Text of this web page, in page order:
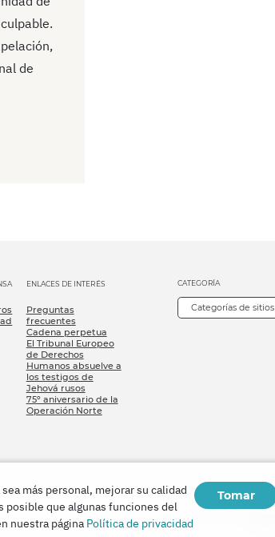
de
ENLACES DE INTERÉS
Preguntas
frecuentes
Cadena perpetua
El Tribunal Europeo
de Derechos
Humanos absuelve a
los testigos de
Jehová rusos
75º aniversario de la
Operación Norte
CATEGORÍA
Categorías de sitios
más personal, mejorar su calidad
posible que algunas funciones del
nuestra página Política de privacidad
Tomar